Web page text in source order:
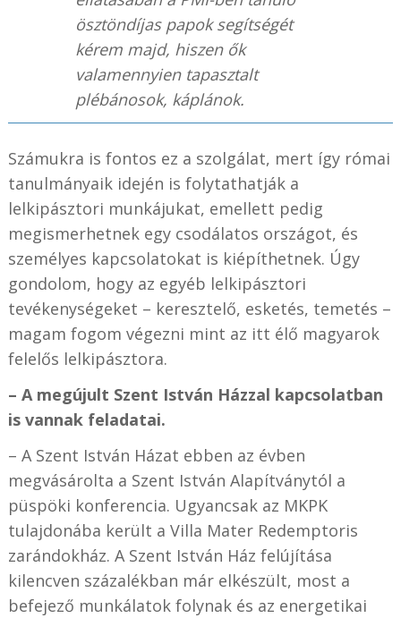
ösztöndíjas papok segítségét
kérem majd, hiszen ők
valamennyien tapasztalt
plébánosok, káplánok.
Számukra is fontos ez a szolgálat, mert így római
tanulmányaik idején is folytathatják a
lelkipásztori munkájukat, emellett pedig
megismerhetnek egy csodálatos országot, és
személyes kapcsolatokat is kiépíthetnek. Úgy
gondolom, hogy az egyéb lelkipásztori
tevékenységeket – keresztelő, esketés, temetés –
magam fogom végezni mint az itt élő magyarok
felelős lelkipásztora.
– A megújult Szent István Házzal kapcsolatban
is vannak feladatai.
– A Szent István Házat ebben az évben
megvásárolta a Szent István Alapítványtól a
püspöki konferencia. Ugyancsak az MKPK
tulajdonába került a Villa Mater Redemptoris
zarándokház. A Szent István Ház felújítása
kilencven százalékban már elkészült, most a
befejező munkálatok folynak és az energetikai